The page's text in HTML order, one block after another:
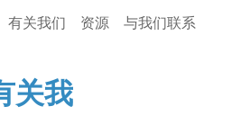
有关我们 资源 与我们联系
关我